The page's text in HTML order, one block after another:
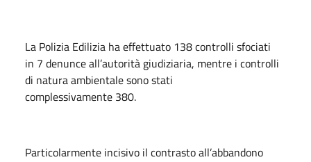
La Polizia Edilizia ha effettuato 138 controlli sfociati
in 7 denunce all’autorità giudiziaria, mentre i controlli
di natura ambientale sono stati
complessivamente 380.
Particolarmente incisivo il contrasto all’abbandono